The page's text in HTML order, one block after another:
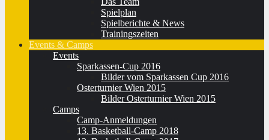
Spielplan
Spielberichte & News
Trainingszeiten
Events & Camps
Events
Sparkassen-Cup 2016
Bilder vom Sparkassen Cup 2016
Osterturnier Wien 2015
Bilder Osterturnier Wien 2015
Camps
Camp-Anmeldungen
13. Basketball-Camp 2018